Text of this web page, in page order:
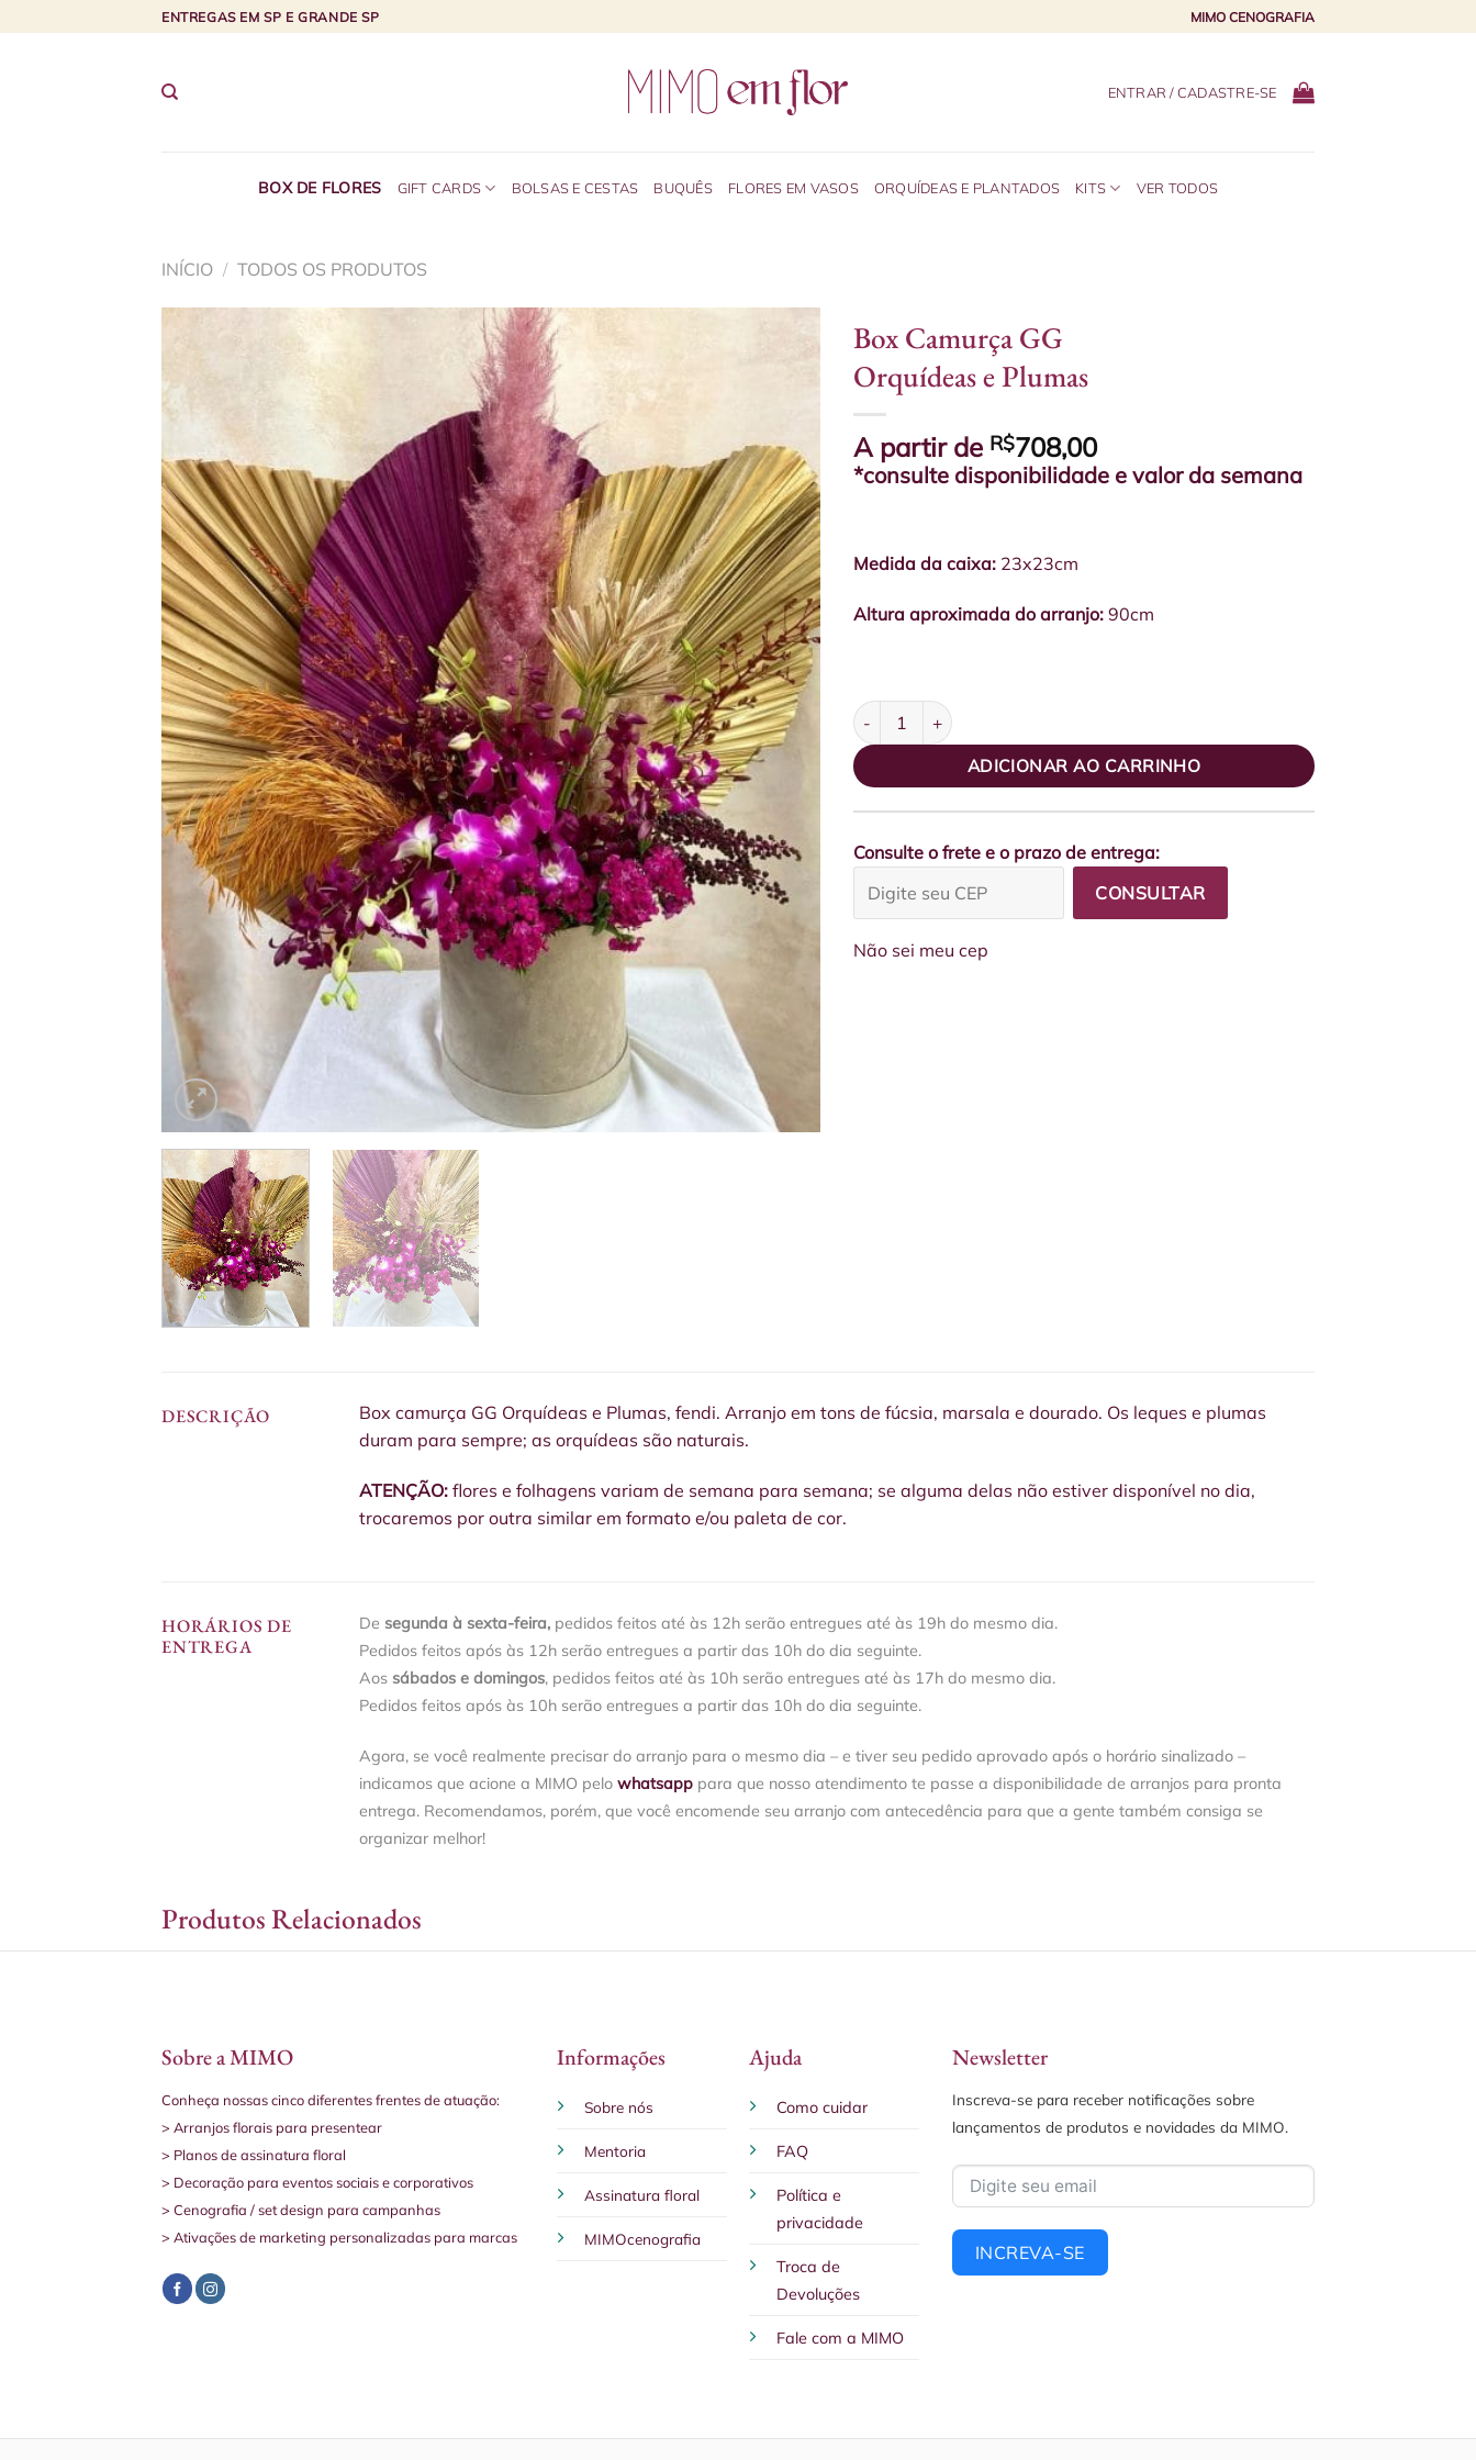
to
ENTREGAS EM SP E GRANDE SP MIMO CENOGRAFIA
ENTRAR / CADASTRE-SE
BOX DE FLORES GIFT CARDS BOLSAS E CESTAS BUQUÊS FLORES EM VASOS ORQUÍDEAS E PLANTADOS KITS VER TODOS
INÍCIO / TODOS OS PRODUTOS
Box Camurça GG
Orquídeas e Plumas
A partir de R$708,00
*consulte disponibilidade e valor da semana
Medida da caixa: 23x23cm
Altura aproximada do arranjo: 90cm
Box Camurça GG Orquídeas e Plumas quantidade
ADICIONAR AO CARRINHO
Consulte o frete e o prazo de entrega:
CONSULTAR
Não sei meu cep
DESCRIÇÃO
Box camurça GG Orquídeas e Plumas, fendi. Arranjo em tons de fúcsia, marsala e dourado. Os leques e plumas
duram para sempre; as orquídeas são naturais.
ATENÇÃO: flores e folhagens variam de semana para semana; se alguma delas não estiver disponível no dia,
trocaremos por outra similar em formato e/ou paleta de cor.
HORÁRIOS DE
ENTREGA
De segunda à sexta-feira, pedidos feitos até às 12h serão entregues até às 19h do mesmo dia.
Pedidos feitos após às 12h serão entregues a partir das 10h do dia seguinte.
Aos sábados e domingos, pedidos feitos até às 10h serão entregues até às 17h do mesmo dia.
Pedidos feitos após às 10h serão entregues a partir das 10h do dia seguinte.
Agora, se você realmente precisar do arranjo para o mesmo dia – e tiver seu pedido aprovado após o horário sinalizado –
indicamos que acione a MIMO pelo whatsapp para que nosso atendimento te passe a disponibilidade de arranjos para pronta
entrega. Recomendamos, porém, que você encomende seu arranjo com antecedência para que a gente também consiga se
organizar melhor!
Produtos Relacionados
Sobre a MIMO
Conheça nossas cinco diferentes frentes de atuação:
> Arranjos florais para presentear
> Planos de assinatura floral
> Decoração para eventos sociais e corporativos
> Cenografia / set design para campanhas
> Ativações de marketing personalizadas para marcas
Informações
Sobre nós
Mentoria
Assinatura floral
MIMOcenografia
Ajuda
Como cuidar
FAQ
Política e
privacidade
Troca de
Devoluções
Fale com a MIMO
Newsletter
Inscreva-se para receber notificações sobre
lançamentos de produtos e novidades da MIMO.
INCREVA-SE